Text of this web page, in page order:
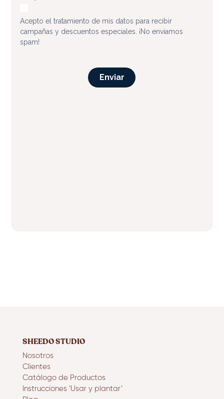
SHEEDO STUDIO
Nosotros
Clientes
Catálogo de Productos
Instrucciones ‘Usar y plantar’